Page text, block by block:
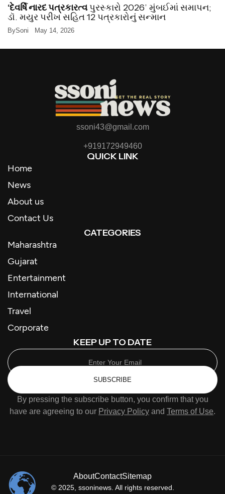
‘દેવર્ષિ નારદ પત્રકારત્વપુરસ્કારો 2026’ મુંબઈમાં સમાપન;
ડૉ. મયુર પરીખ સહિત 12 પત્રકારોનું સન્માન
BySoni May 14, 2026
ssoni43@gmail.com
+919172949460
QUICK LINK
Home
News
About us
Contact Us
CATEGORIES
Maharashtra
Gujarat
Entertainment
International
Travel
Corporate
KEEP UP TO DATE
SUBSCRIBE
By pressing the subscribe button, you confirm that you
have are agreeing to our Privacy Policy and Terms of Use.
© 2025, ssoninews. All rights reserved.
AboutContactSitemap